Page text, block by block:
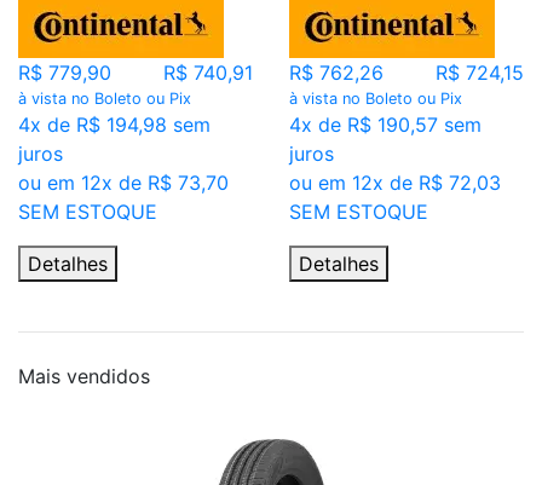
R$ 779,90 R$ 740,91
à vista no Boleto ou Pix
4x de R$ 194,98 sem
juros
ou em 12x de R$ 73,70
SEM ESTOQUE
Detalhes
R$ 762,26 R$ 724,15
à vista no Boleto ou Pix
4x de R$ 190,57 sem
juros
ou em 12x de R$ 72,03
SEM ESTOQUE
Detalhes
Mais vendidos